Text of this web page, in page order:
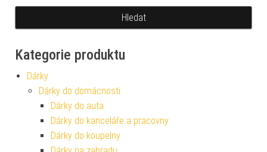
Kategorie produktu
Dárky
Dárky do domácnosti
Dárky do auta
Dárky do kanceláře a pracovny
Dárky do koupelny